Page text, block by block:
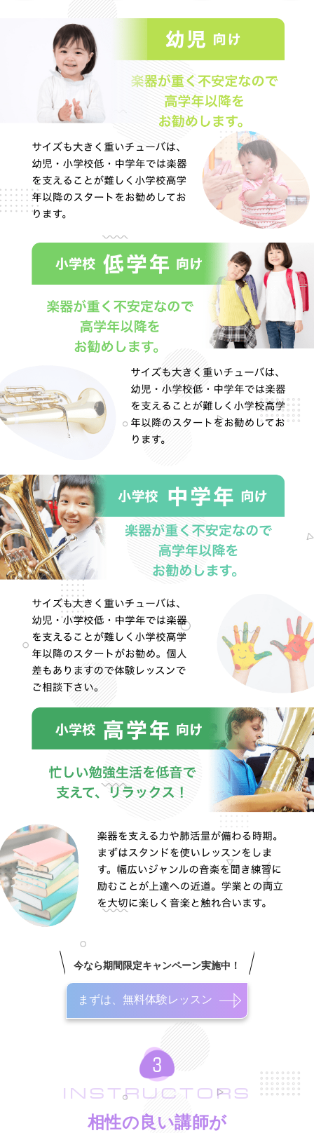
今なら期間限定キャンペーン実施中！
まずは、無料体験レッスン
INSTRUCTORS
相性の良い講師が